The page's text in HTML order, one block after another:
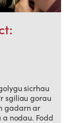
sicrhau
sgiliau gorau
gadarn ar
nodau. Fodd